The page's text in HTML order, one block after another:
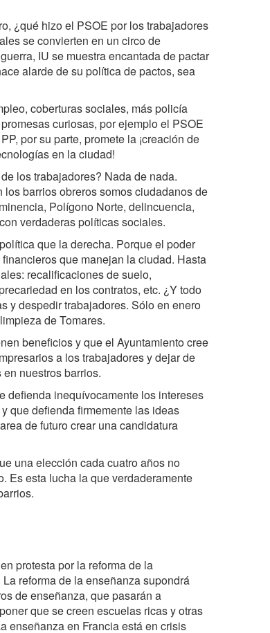
¿qué hizo el PSOE por los trabajadores
se convierten en un circo de
IU se muestra encantada de pactar
alarde de su política de pactos, sea
coberturas sociales, más policía
curiosas, por ejemplo el PSOE
por su parte, promete la ¡creación de
en la ciudad!
los trabajadores? Nada de nada.
barrios obreros somos ciudadanos de
Polígono Norte, delincuencia,
verdaderas políticas sociales.
que la derecha. Porque el poder
que manejan la ciudad. Hasta
recalificaciones de suelo,
en los contratos, etc. ¿Y todo
y despedir trabajadores. Sólo en enero
de Tomares.
beneficios y que el Ayuntamiento cree
a los trabajadores y dejar de
nuestros barrios.
defienda inequívocamente los intereses
que defienda firmemente las ideas
de futuro crear una candidatura
una elección cada cuatro años no
Es esta lucha la que verdaderamente
protesta por la reforma de la
reforma de la enseñanza supondrá
de enseñanza, que pasarán a
que se creen escuelas ricas y otras
enseñanza en Francia está en crisis